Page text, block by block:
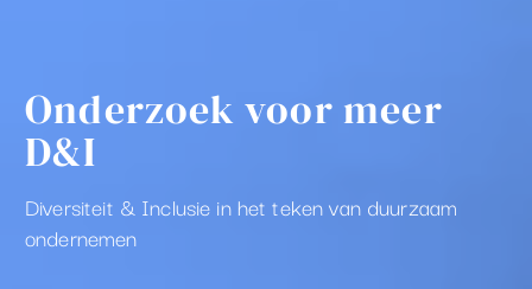
Onderzoek voor meer
D&I
Diversiteit & Inclusie in het teken van duurzaam
ondernemen